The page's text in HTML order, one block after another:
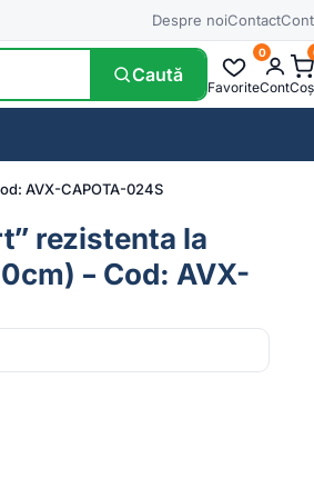
Despre noiContactCont
Caută
Favorite
0
ContCoș
AVX-CAPOTA-024S
rezistenta la
– Cod: AVX-